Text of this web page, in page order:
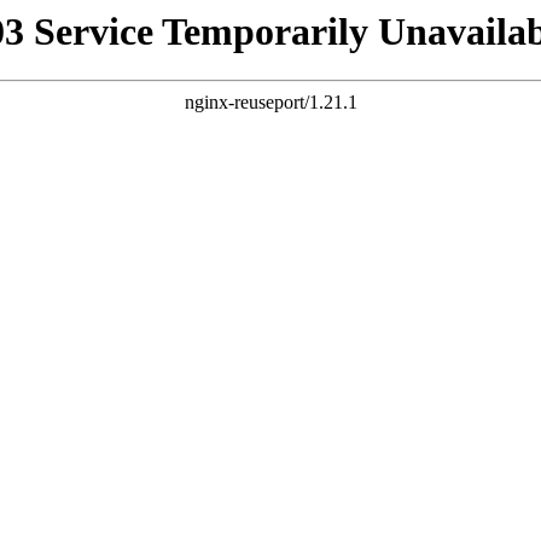
Service Temporarily
nginx-reuseport/1.21.1